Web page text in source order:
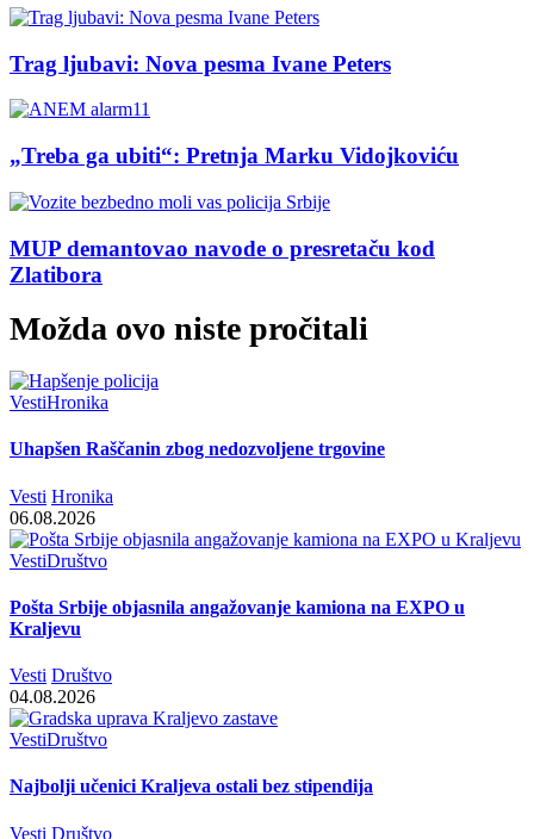
Trag ljubavi: Nova pesma Ivane Peters
„Treba ga ubiti“: Pretnja Marku Vidojkoviću
MUP demantovao navode o presretaču kod
Zlatibora
Možda ovo niste pročitali
VestiHronika
Uhapšen Raščanin zbog nedozvoljene trgovine
Vesti Hronika
06.08.2026
VestiDruštvo
Pošta Srbije objasnila angažovanje kamiona na EXPO u
Kraljevu
Vesti Društvo
04.08.2026
VestiDruštvo
Najbolji učenici Kraljeva ostali bez stipendija
Vesti Društvo